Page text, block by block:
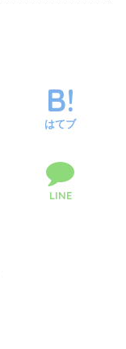
はてブ
LINE